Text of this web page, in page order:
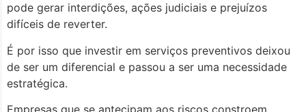
pode gerar interdições, ações judiciais e prejuízos
difíceis de reverter.
É por isso que investir em serviços preventivos deixou
de ser um diferencial e passou a ser uma necessidade
estratégica.